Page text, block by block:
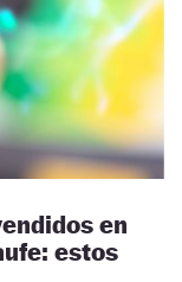
en
estos